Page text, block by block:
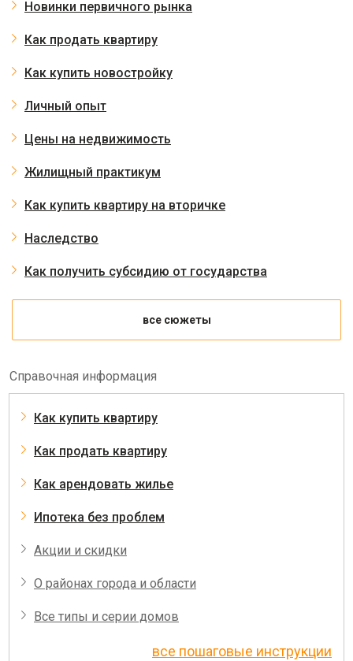
Новинки первичного рынка
Как продать квартиру
Как купить новостройку
Личный опыт
Цены на недвижимость
Жилищный практикум
Как купить квартиру на вторичке
Наследство
Как получить субсидию от государства
все сюжеты
Справочная информация
Как купить квартиру
Как продать квартиру
Как арендовать жилье
Ипотека без проблем
Акции и скидки
О районах города и области
Все типы и серии домов
все пошаговые инструкции